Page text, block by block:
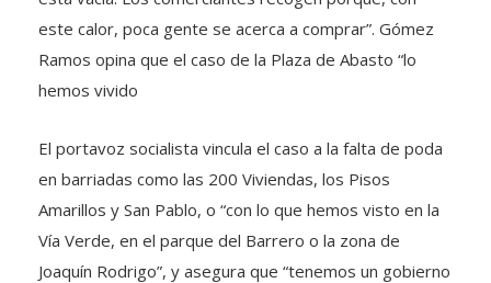
este calor, poca gente se acerca a comprar”. Gómez
Ramos opina que el caso de la Plaza de Abasto “lo
hemos vivido
El portavoz socialista vincula el caso a la falta de poda
en barriadas como las 200 Viviendas, los Pisos
Amarillos y San Pablo, o “con lo que hemos visto en la
Vía Verde, en el parque del Barrero o la zona de
Joaquín Rodrigo”, y asegura que “tenemos un gobierno